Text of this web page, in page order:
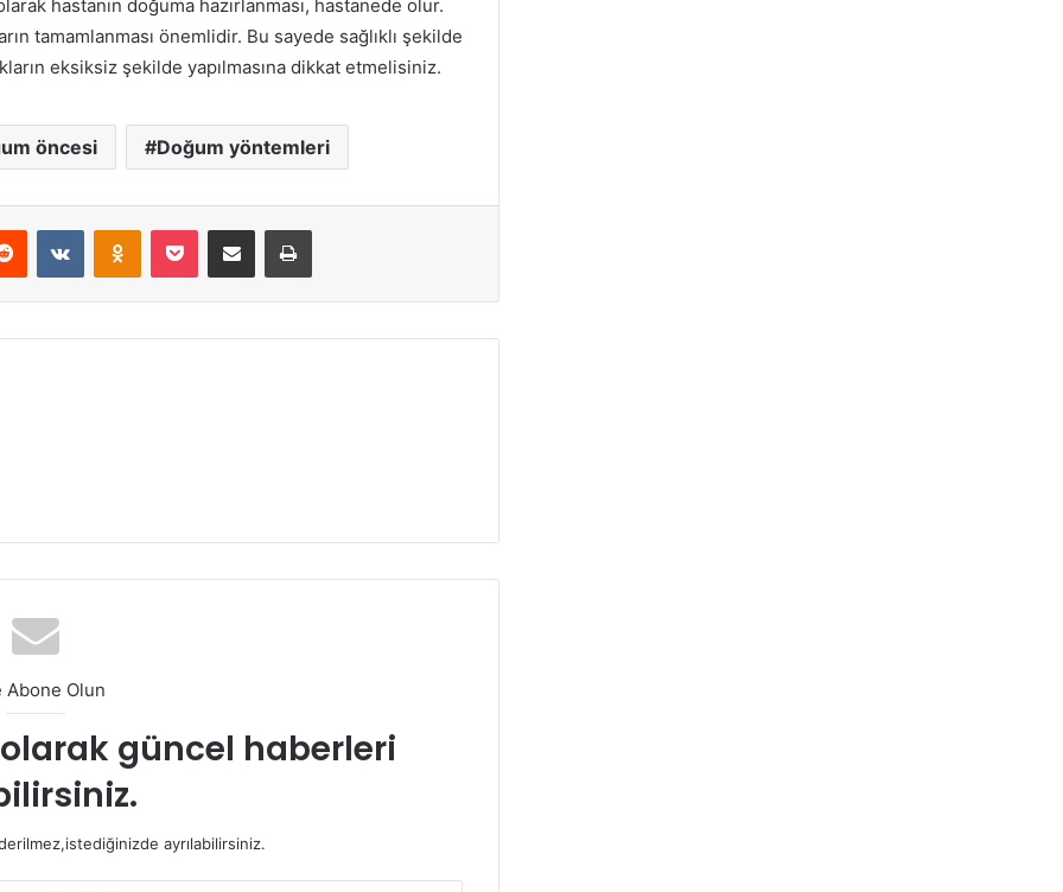
hastanın doğuma hazırlanması, hastanede olur.
tamamlanması önemlidir. Bu sayede sağlıklı şekilde
eksiksiz şekilde yapılmasına dikkat etmelisiniz.
öncesi Doğum yöntemleri
Reddit VKontakteOdnoklassniki
Pocket E-Posta ile paylaş Yazdır
Abone Olun
güncel haberleri
ayrılabilirsiniz.